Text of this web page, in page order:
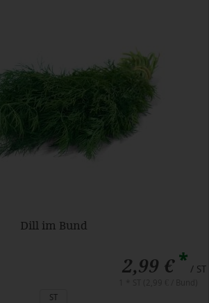
Dill im Bund
2,99 €* / ST
ST